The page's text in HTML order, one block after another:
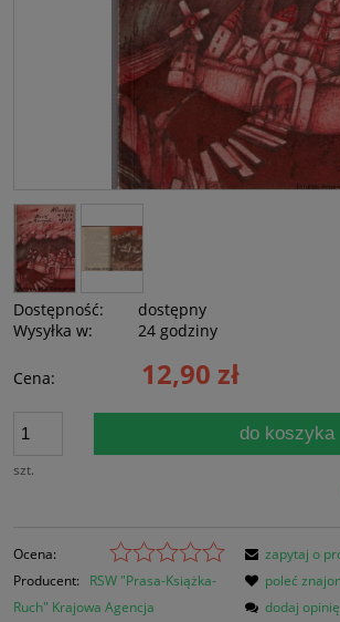
Dostępność:
dostępny
Wysyłka w:
24 godziny
Cena: 12,90 zł
szt.
do koszyka
Ocena:
Producent:
RSW "Prasa-Książka-
Ruch" Krajowa Agencja
zapytaj o
poleć
dodaj opinię